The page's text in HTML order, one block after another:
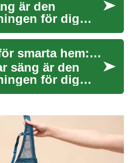
är den
för dig
utrymmet i
innovativa
Sängkläder för smarta hem: En guide till hopfällbara sängar
säng är den
för dig
utrymmet i
innovativa